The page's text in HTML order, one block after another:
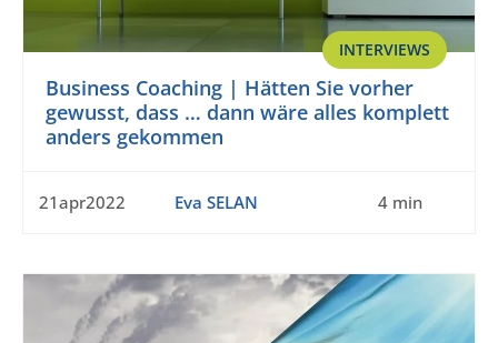
INTERVIEWS
Business Coaching | Hätten Sie vorher
gewusst, dass … dann wäre alles komplett
anders gekommen
21apr2022 Eva SELAN 4 min